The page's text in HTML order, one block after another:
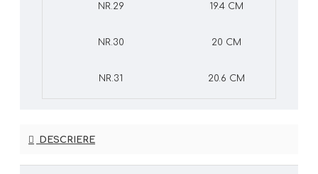
NR.29 19.4 CM
NR.30 20 CM
NR.31 20.6 CM
DESCRIERE